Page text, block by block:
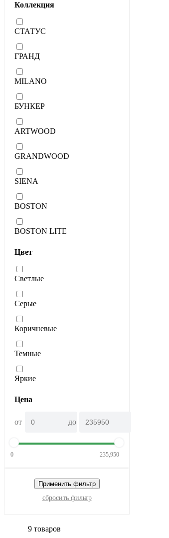
Коллекция
СТАТУС
ГРАНД
MILANO
БУНКЕР
ARTWOOD
GRANDWOOD
SIENA
BOSTON
BOSTON LITE
Цвет
Светлые
Серые
Коричневые
Темные
Яркие
Цена
от до
0 235,950
Применить фильтр
сбросить фильтр
9 товаров